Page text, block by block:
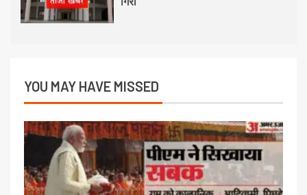
YOU MAY HAVE MISSED